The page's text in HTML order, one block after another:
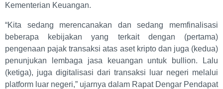
Kementerian Keuangan.
“Kita sedang merencanakan dan sedang memfinalisasi
beberapa kebijakan yang terkait dengan (pertama)
pengenaan pajak transaksi atas aset kripto dan juga (kedua)
penunjukan lembaga jasa keuangan untuk bullion. Lalu
(ketiga), juga digitalisasi dari transaksi luar negeri melalui
platform luar negeri,” ujarnya dalam Rapat Dengar Pendapat